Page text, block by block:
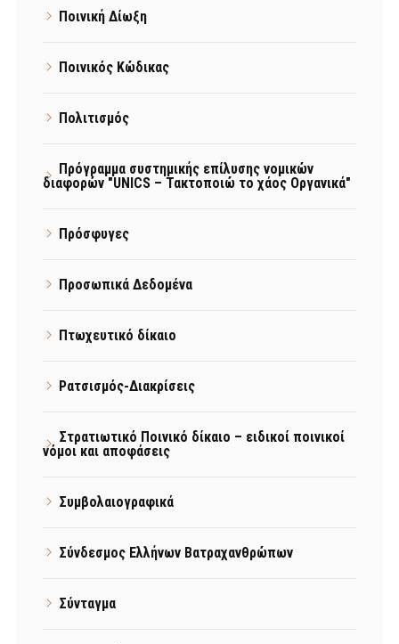
Ποινική Δίωξη
Ποινικός Κώδικας
Πολιτισμός
Πρόγραμμα συστημικής επίλυσης νομικών
διαφορών "UNICS – Τακτοποιώ το χάος Οργανικά"
Πρόσφυγες
Προσωπικά Δεδομένα
Πτωχευτικό δίκαιο
Ρατσισμός-Διακρίσεις
Στρατιωτικό Ποινικό δίκαιο – ειδικοί ποινικοί
νόμοι και αποφάσεις
Συμβολαιογραφικά
Σύνδεσμος Ελλήνων Βατραχανθρώπων
Σύνταγμα